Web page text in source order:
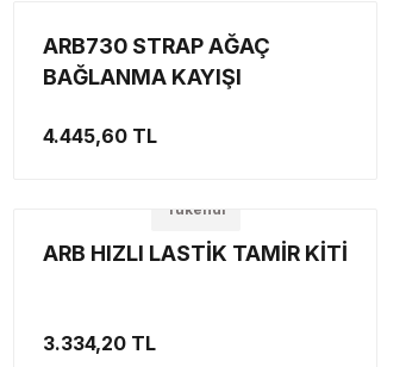
ARB730 STRAP AĞAÇ
BAĞLANMA KAYIŞI
4.445,60 TL
Tükendi
ARB HIZLI LASTİK TAMİR KİTİ
3.334,20 TL